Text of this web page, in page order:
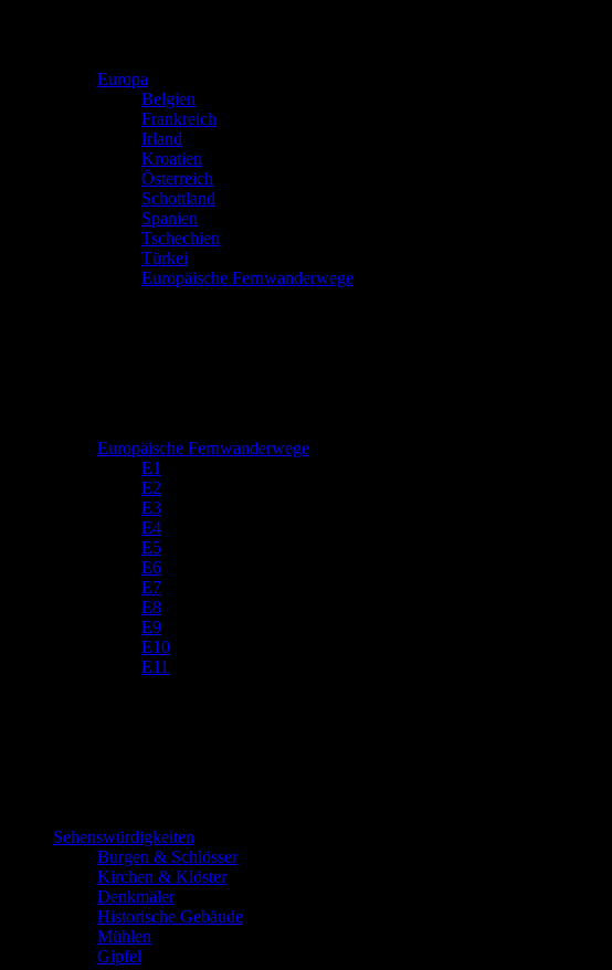
Europa
Belgien
Frankreich
Irland
Kroatien
Österreich
Schottland
Spanien
Tschechien
Türkei
Europäische Fernwanderwege
Europäische Fernwanderwege
E1
E2
E3
E4
E5
E6
E7
E8
E9
E10
E11
Sehenswürdigkeiten
Burgen & Schlösser
Kirchen & Klöster
Denkmäler
Historische Gebäude
Mühlen
Gipfel